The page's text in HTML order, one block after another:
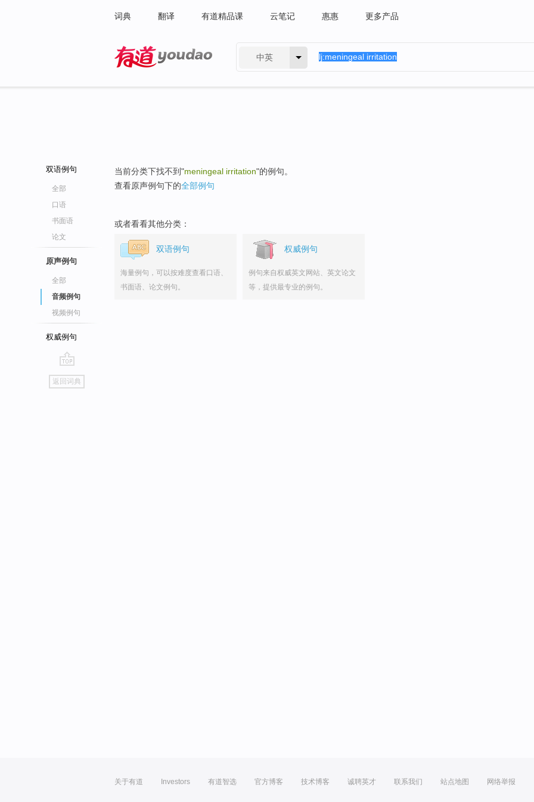
词典 翻译 有道精品课 云笔记 惠惠 更多产品
中英
双语例句
全部
口语
书面语
论文
原声例句
全部
音频例句
视频例句
权威例句
go
top
返回词典
当前分类下找不到"meningeal irritation"的例句。
查看原声例句下的全部例句
或者看看其他分类：
双语例句
海量例句，可以按难度查看口语、
书面语、论文例句。
权威例句
例句来自权威英文网站、英文论文
等，提供最专业的例句。
关于有道 Investors 有道智选 官方博客 技术博客 诚聘英才 联系我们 站点地图 网络举报